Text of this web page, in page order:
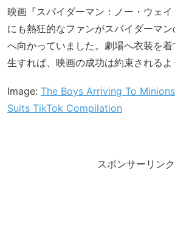
映画『スパイダーマン：ノー・ウェ
にも熱狂的なファンがスパイダーマ
へ向かっていました。劇場へ衣装を
生すれば、映画の成功は約束されるよ
Image: The Boys Arriving To
Suits TikTok Compilation
スポンサーリンク